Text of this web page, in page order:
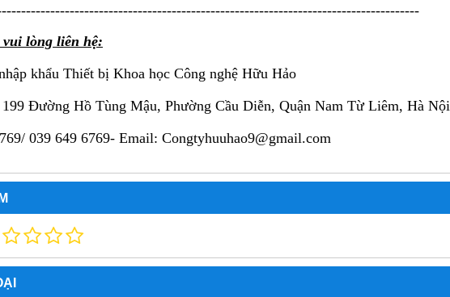
lòng liên hệ:
khẩu Thiết bị Khoa học Công nghệ Hữu Hảo
Đường Hồ Tùng Mậu, Phường Cầu Diễn, Quận Nam Từ Liêm, Hà Nội
039 649 6769- Email: Congtyhuuhao9@gmail.com